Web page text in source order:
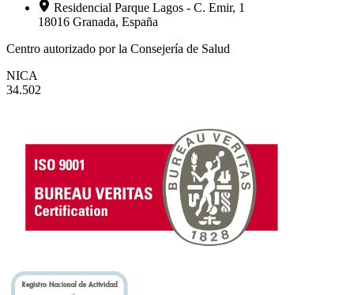
Residencial Parque Lagos - C. Emir, 1
18016 Granada, España
Centro autorizado por la Consejería de Salud
NICA
34.502